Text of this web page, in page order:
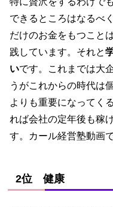
できるところはなるべ
だけのお金をもつこと
践しています。それと
いです。これまでは大
うがこれからの時代は
よりも重要になってく
れば会社の定年後も稼
す。カール経営塾動画
2位 健康